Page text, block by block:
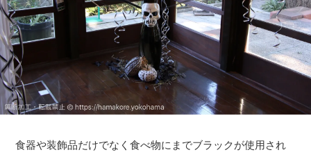
食器や装飾品だけでなく食べ物にまでブラックが使用され